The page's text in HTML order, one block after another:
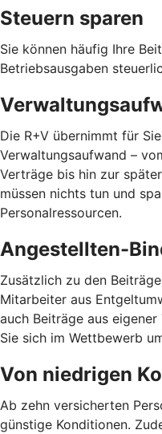
Steuern sparen
Sie können häufig Ihre
Betriebsausgaben
Die R+V übernimmt für
Verwaltungsaufwand –
Verträge bis hin zur
müssen nichts tun und
Personalressourcen.
Angestellten-
Zusätzlich zu den
Mitarbeiter aus
auch Beiträge aus
Sie sich im Wettbewerb
Von niedrigen
Ab zehn versicherten
günstige Konditionen.